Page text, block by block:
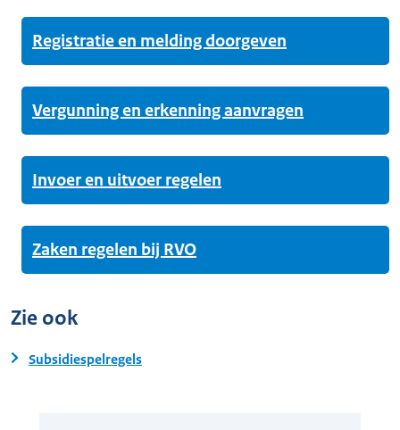
Registratie en melding doorgeven
Vergunning en erkenning aanvragen
Invoer en uitvoer regelen
Zaken regelen bij RVO
Zie ook
Subsidiespelregels